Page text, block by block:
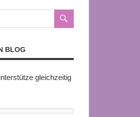
BLOG
gleichzeitig